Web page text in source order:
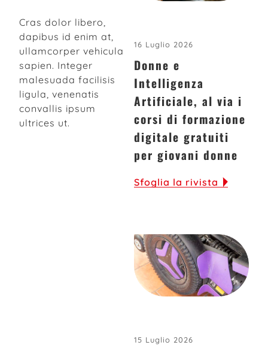
Cras dolor libero,
dapibus id enim at,
ullamcorper vehicula
sapien. Integer
malesuada facilisis
ligula, venenatis
convallis ipsum
ultrices ut.
16 Luglio 2026
Donne e
Intelligenza
Artificiale, al via i
corsi di formazione
digitale gratuiti
per giovani donne
Sfoglia la rivista
15 Luglio 2026